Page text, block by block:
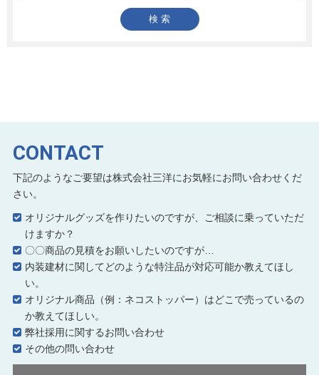
CONTACT
下記のようなご要望は株式会社三洋にお気軽にお問い合わせくだ
さい。
オリジナルグッズを作りたいのですが、ご相談に乗っていただ
けますか？
〇〇商品の見積をお願いしたいのですが…
内装建材に関してどのような特注品が対応可能か教えてほし
い。
オリジナル商品（例：ネコストッパー）はどこで売っているの
か教えてほしい。
弊社採用に関するお問い合わせ
その他の問い合わせ